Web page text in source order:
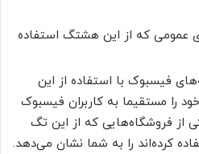
عمومی که از این هشتگ استفاده
فیسبوک با استفاده از این
را مستقیما به کاربران فیسبوک
از فروشگاه‌هایی که از این تگ
کرده‌اند را به شما نشان می‌دهد.